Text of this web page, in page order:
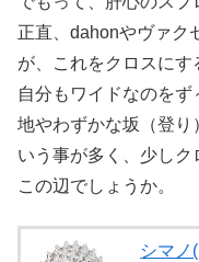
正直、dahonやヴァク
が、これをクロスにす
自分もワイドなのを
地やわずかな坂（登り
いう事が多く、少し
この辺でしょうか。
シマノ